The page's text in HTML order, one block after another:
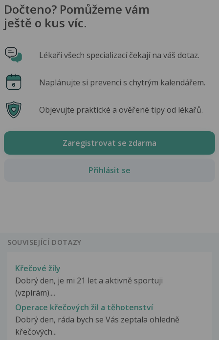
Dočteno? Pomůžeme vám
ještě o kus víc.
Lékaři všech specializací čekají na váš dotaz.
Naplánujte si prevenci s chytrým kalendářem.
Objevujte praktické a ověřené tipy od lékařů.
Zaregistrovat se zdarma
Přihlásit se
SOUVISEJÍCÍ DOTAZY
Křečové žíly
Dobrý den, je mi 21 let a aktivně sportuji
(vzpírám)....
Operace křečových žil a těhotenství
Dobrý den, ráda bych se Vás zeptala ohledně
křečových...